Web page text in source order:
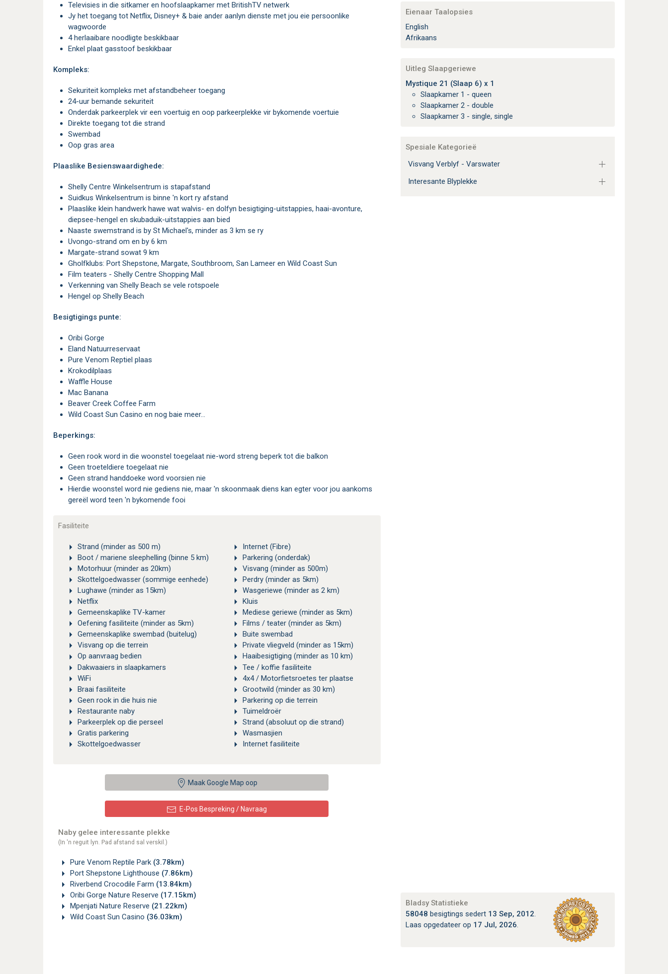
Eienaar Taalopsies
English
Afrikaans
Uitleg Slaapgeriewe
Mystique 21 (Slaap 6) x 1
Slaapkamer 1 - queen
Slaapkamer 2 - double
Slaapkamer 3 - single, single
Spesiale Kategorieë
Visvang Verblyf - Varswater
Interesante Blyplekke
Bladsy Statistieke
58048 besigtings sedert 13 Sep, 2012.
Laas opgedateer op 17 Jul, 2026.
Televisies in die sitkamer en hoofslaapkamer met BritishTV netwerk
Jy het toegang tot Netflix, Disney+ & baie ander aanlyn dienste met jou eie persoonlike
wagwoorde
4 herlaaibare noodligte beskikbaar
Enkel plaat gasstoof beskikbaar
Kompleks:
Sekuriteit kompleks met afstandbeheer toegang
24-uur bemande sekuriteit
Onderdak parkeerplek vir een voertuig en oop parkeerplekke vir bykomende voertuie
Direkte toegang tot die strand
Swembad
Oop gras area
Plaaslike Besienswaardighede:
Shelly Centre Winkelsentrum is stapafstand
Suidkus Winkelsentrum is binne 'n kort ry afstand
Plaaslike klein handwerk hawe wat walvis- en dolfyn besigtiging-uitstappies, haai-avonture,
diepsee-hengel en skubaduik-uitstappies aan bied
Naaste swemstrand is by St Michael's, minder as 3 km se ry
Uvongo-strand om en by 6 km
Margate-strand sowat 9 km
Gholfklubs: Port Shepstone, Margate, Southbroom, San Lameer en Wild Coast Sun
Film teaters - Shelly Centre Shopping Mall
Verkenning van Shelly Beach se vele rotspoele
Hengel op Shelly Beach
Besigtigings punte:
Oribi Gorge
Eland Natuurreservaat
Pure Venom Reptiel plaas
Krokodilplaas
Waffle House
Mac Banana
Beaver Creek Coffee Farm
Wild Coast Sun Casino en nog baie meer...
Beperkings:
Geen rook word in die woonstel toegelaat nie-word streng beperk tot die balkon
Geen troeteldiere toegelaat nie
Geen strand handdoeke word voorsien nie
Hierdie woonstel word nie gediens nie, maar 'n skoonmaak diens kan egter voor jou aankoms
gereël word teen 'n bykomende fooi
Fasiliteite
Strand (minder as 500 m)
Boot / mariene sleephelling (binne 5 km)
Motorhuur (minder as 20km)
Skottelgoedwasser (sommige eenhede)
Lughawe (minder as 15km)
Netflix
Gemeenskaplike TV-kamer
Oefening fasiliteite (minder as 5km)
Gemeenskaplike swembad (buitelug)
Visvang op die terrein
Op aanvraag bedien
Dakwaaiers in slaapkamers
WiFi
Braai fasiliteite
Geen rook in die huis nie
Restaurante naby
Parkeerplek op die perseel
Gratis parkering
Skottelgoedwasser
Internet (Fibre)
Parkering (onderdak)
Visvang (minder as 500m)
Perdry (minder as 5km)
Wasgeriewe (minder as 2 km)
Kluis
Mediese geriewe (minder as 5km)
Films / teater (minder as 5km)
Buite swembad
Private vliegveld (minder as 15km)
Haaibesigtiging (minder as 10 km)
Tee / koffie fasiliteite
4x4 / Motorfietsroetes ter plaatse
Grootwild (minder as 30 km)
Parkering op die terrein
Tuimeldroër
Strand (absoluut op die strand)
Wasmasjien
Internet fasiliteite
Maak Google Map oop
E-Pos Bespreking / Navraag
Naby gelee interessante plekke
(In 'n reguit lyn. Pad afstand sal verskil.)
Pure Venom Reptile Park (3.78km)
Port Shepstone Lighthouse (7.86km)
Riverbend Crocodile Farm (13.84km)
Oribi Gorge Nature Reserve (17.15km)
Mpenjati Nature Reserve (21.22km)
Wild Coast Sun Casino (36.03km)